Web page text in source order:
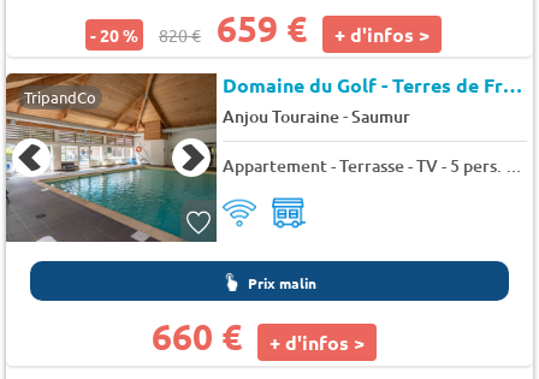
- 20 % 820 € 659 € + d'infos >
TripandCo Domaine du Golf - Terres de France
Anjou Touraine-Saumur
Appartement - Terrasse - TV - 5 pers. - 39m2 - Animaux admis
Prix malin
660 € + d'infos >